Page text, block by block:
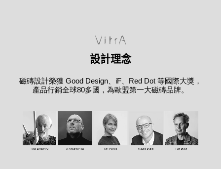
設計理念
磁磚設計榮獲 Good Design、iF、Red Dot 等國際大獎，
產品行銷全球80多國，為歐盟第一大磁磚品牌。